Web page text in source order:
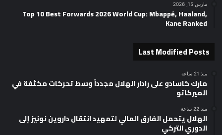
مارس 15, 2026
Top 10 Best Forwards 2026 World Cup: Mbappé, Haaland,
Kane Ranked
Last Modified Posts
منذ 21 ساعة
مارك كاسادو على رادار الهلال مجدداً وسط تحركات مكثفة في
الميركاتو
منذ 22 ساعة
الهلال يتحمل الفارق المالي لتمهيد انتقال داروين نونيز إلى
الدوري التركي